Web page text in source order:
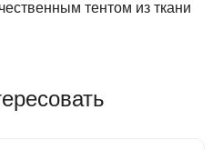
тентом из ткани